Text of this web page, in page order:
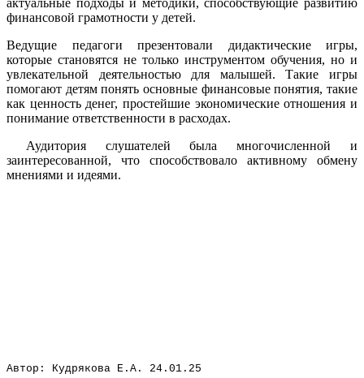
актуальные подходы и методики, способствующие развитию
финансовой грамотности у детей.
Ведущие педагоги презентовали дидактические игры,
которые становятся не только инструментом обучения, но и
увлекательной деятельностью для малышей. Такие игры
помогают детям понять основные финансовые понятия, такие
как ценность денег, простейшие экономические отношения и
понимание ответственности в расходах.
Аудитория слушателей была многочисленной и
заинтересованной, что способствовало активному обмену
мнениями и идеями.
Автор: Кудрякова Е.А. 24.01.25